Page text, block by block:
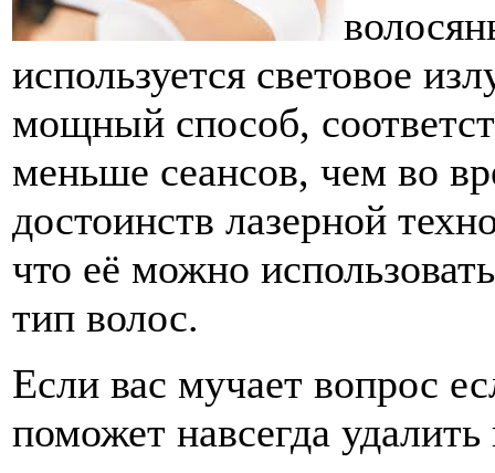
используется световое
мощный способ,
меньше сеансов, чем во
достоинств лазерной
что её можно
тип волос.
Если вас мучает вопрос
поможет навсегда